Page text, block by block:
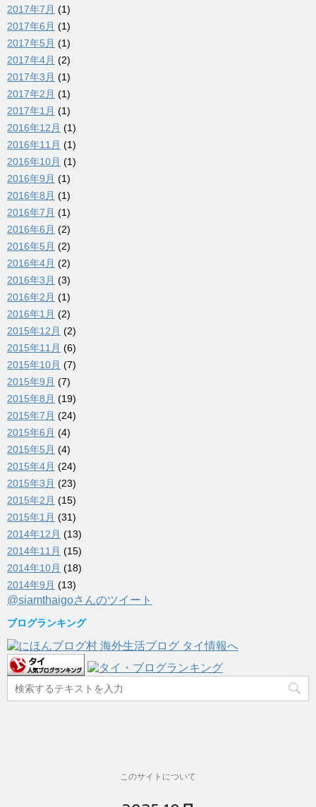
2017年7月 (1)
2017年6月 (1)
2017年5月 (1)
2017年4月 (2)
2017年3月 (1)
2017年2月 (1)
2017年1月 (1)
2016年12月 (1)
2016年11月 (1)
2016年10月 (1)
2016年9月 (1)
2016年8月 (1)
2016年7月 (1)
2016年6月 (2)
2016年5月 (2)
2016年4月 (2)
2016年3月 (3)
2016年2月 (1)
2016年1月 (2)
2015年12月 (2)
2015年11月 (6)
2015年10月 (7)
2015年9月 (7)
2015年8月 (19)
2015年7月 (24)
2015年6月 (4)
2015年5月 (4)
2015年4月 (24)
2015年3月 (23)
2015年2月 (15)
2015年1月 (31)
2014年12月 (13)
2014年11月 (15)
2014年10月 (18)
2014年9月 (13)
@siamthaigoさんのツイート
ブログランキング
このサイトについて